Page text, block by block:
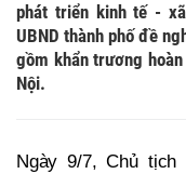
phát triển kinh tế -
UBND thành phố đề
gồm khẩn trương
Nội.
Ngày 9/7, Chủ